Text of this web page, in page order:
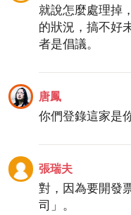
就說怎麼處理掉
的狀況，搞不好
者是倡議。
唐鳳
你們登錄這家是
張瑞夫
對，因為要開發
司」。